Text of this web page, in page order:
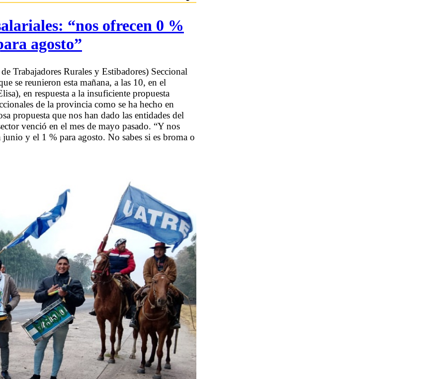
“nos ofrecen 0 %
agosto”
Trabajadores Rurales y Estibadores) Seccional
se reunieron esta mañana, a las 10, en el
en respuesta a la insuficiente propuesta
de la provincia como se ha hecho en
propuesta que nos han dado las entidades del
venció en el mes de mayo pasado. “Y nos
y el 1 % para agosto. No sabes si es broma o